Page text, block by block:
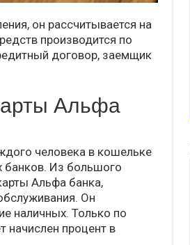
он рассчитывается на
производится по
договор, заемщик
Альфа
человека в кошельке
банков. Из большого
Альфа банка,
Он
наличных. Только по
начислен процент в